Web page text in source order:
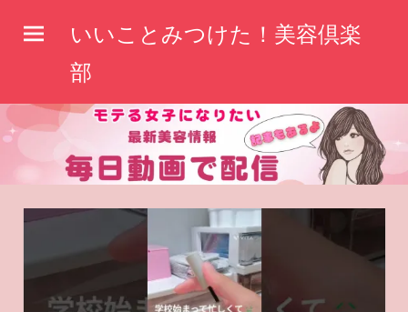
へ
いいことみつけた！美容倶楽
部